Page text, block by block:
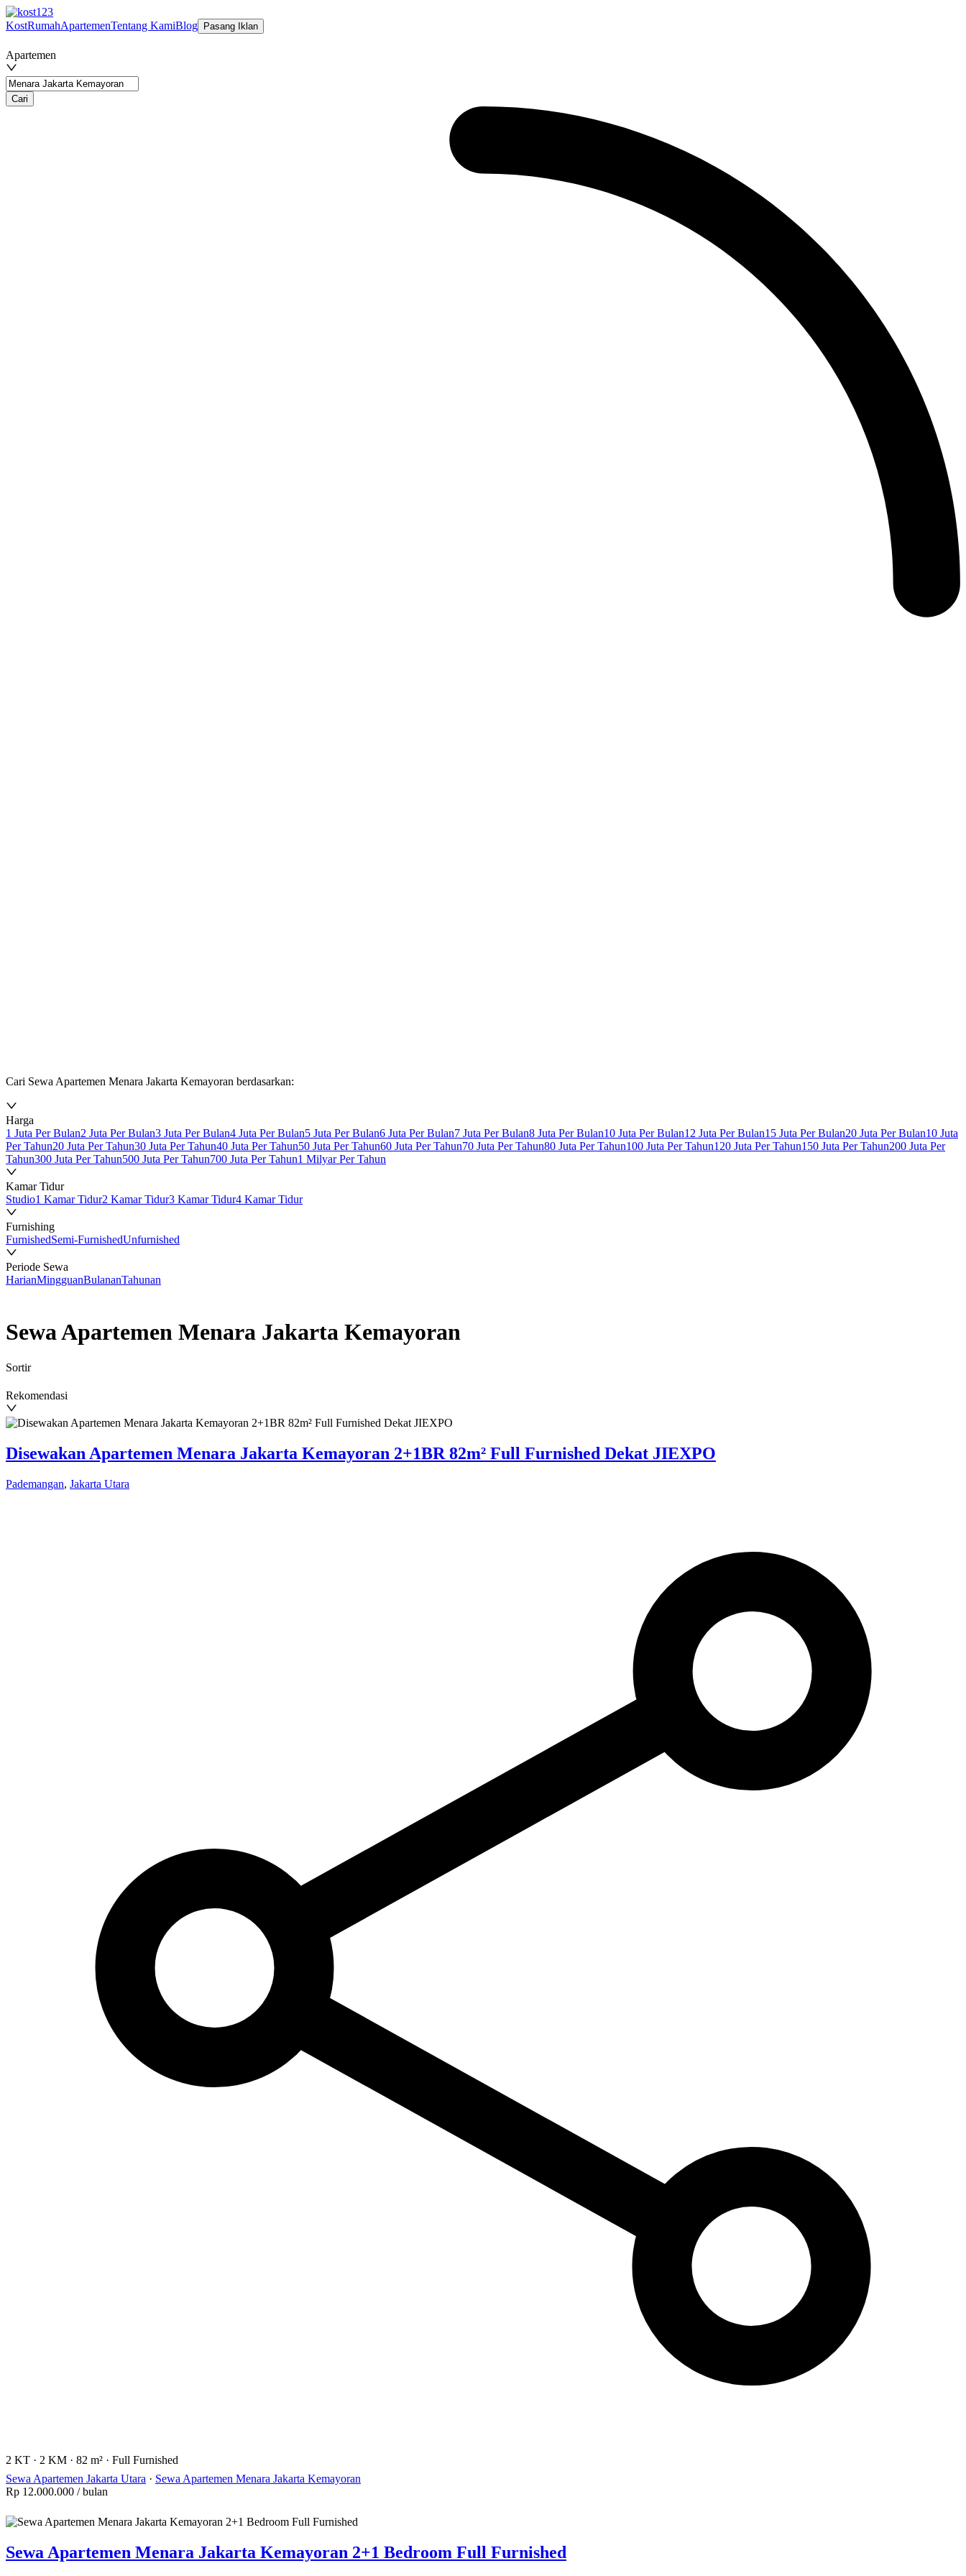
KostRumahApartemenTentang KamiBlog Pasang Iklan
Apartemen
Cari
Cari Sewa Apartemen Menara Jakarta Kemayoran berdasarkan:
Harga
1 Juta Per Bulan2 Juta Per Bulan3 Juta Per Bulan4 Juta Per Bulan5 Juta Per Bulan6 Juta Per Bulan7 Juta Per Bulan8 Juta Per Bulan10 Juta Per Bulan12 Juta Per Bulan15 Juta Per Bulan20 Juta Per Bulan10 Juta
Per Tahun20 Juta Per Tahun30 Juta Per Tahun40 Juta Per Tahun50 Juta Per Tahun60 Juta Per Tahun70 Juta Per Tahun80 Juta Per Tahun100 Juta Per Tahun120 Juta Per Tahun150 Juta Per Tahun200 Juta Per
Tahun300 Juta Per Tahun500 Juta Per Tahun700 Juta Per Tahun1 Milyar Per Tahun
Kamar Tidur
Studio1 Kamar Tidur2 Kamar Tidur3 Kamar Tidur4 Kamar Tidur
Furnishing
FurnishedSemi-FurnishedUnfurnished
Periode Sewa
HarianMingguanBulananTahunan
Sewa Apartemen Menara Jakarta Kemayoran
Sortir
Rekomendasi
Disewakan Apartemen Menara Jakarta Kemayoran 2+1BR 82m² Full Furnished Dekat JIEXPO
Pademangan, Jakarta Utara
2 KT · 2 KM · 82 m² · Full Furnished
Sewa Apartemen Jakarta Utara · Sewa Apartemen Menara Jakarta Kemayoran
Rp 12.000.000 / bulan
Sewa Apartemen Menara Jakarta Kemayoran 2+1 Bedroom Full Furnished